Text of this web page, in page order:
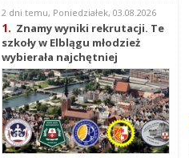
2 dni temu, Poniedziałek, 03.08.2026
1. Znamy wyniki rekrutacji. Te
szkoły w Elblągu młodzież
wybierała najchętniej